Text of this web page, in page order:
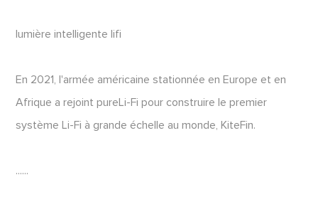
lumière intelligente lifi
En 2021, l'armée américaine stationnée en Europe et en
Afrique a rejoint pureLi-Fi pour construire le premier
système Li-Fi à grande échelle au monde, KiteFin.
......